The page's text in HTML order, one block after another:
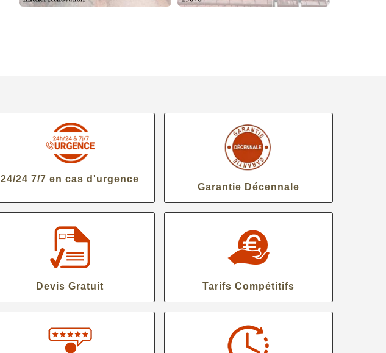
24/24 7/7 en cas d'urgence
Garantie Décennale
Devis Gratuit Tarifs Compétitifs